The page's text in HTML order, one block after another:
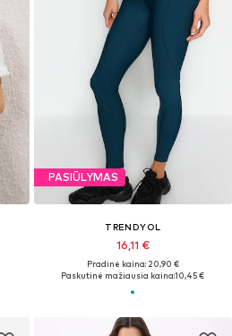
PASIŪLYMAS
TRENDYOL
16,11 €
Pradinė kaina: 20,90 €
Paskutinė mažiausia kaina:10,45 €